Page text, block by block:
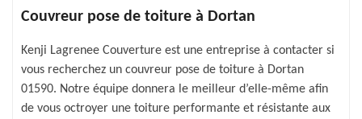
Couvreur pose de toiture à Dortan
Kenji Lagrenee Couverture est une entreprise à contacter si
vous recherchez un couvreur pose de toiture à Dortan
01590. Notre équipe donnera le meilleur d’elle-même afin
de vous octroyer une toiture performante et résistante aux